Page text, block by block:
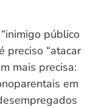
público
preciso “atacar
mais precisa:
em